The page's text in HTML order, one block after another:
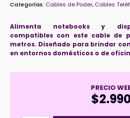
Categorías: Cables de Poder, Cables
Alimenta notebooks y
compatibles con este cable de
metros. Diseñado para brindar
en entornos domésticos o de
PRECIO
$